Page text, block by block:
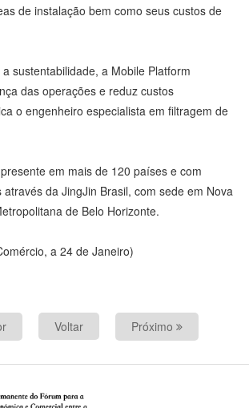
de instalação bem como seus custos de
sustentabilidade, a Mobile Platform
das operações e reduz custos
o engenheiro especialista em filtragem de
em mais de 120 países e com
da JingJin Brasil, com sede em Nova
de Belo Horizonte.
a 24 de Janeiro)
Voltar Próximo